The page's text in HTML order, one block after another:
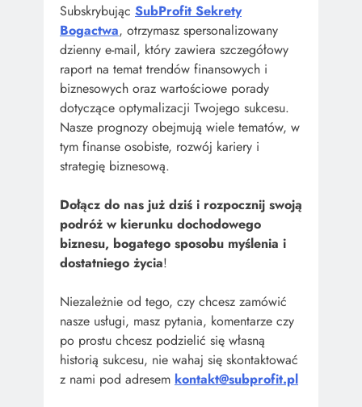
Subskrybując SubProfit Sekrety
Bogactwa, otrzymasz spersonalizowany
dzienny e-mail, który zawiera szczegółowy
raport na temat trendów finansowych i
biznesowych oraz wartościowe porady
dotyczące optymalizacji Twojego sukcesu.
Nasze prognozy obejmują wiele tematów, w
tym finanse osobiste, rozwój kariery i
strategię biznesową.
Dołącz do nas już dziś i rozpocznij swoją
podróż w kierunku dochodowego
biznesu, bogatego sposobu myślenia i
dostatniego życia!
Niezależnie od tego, czy chcesz zamówić
nasze usługi, masz pytania, komentarze czy
po prostu chcesz podzielić się własną
historią sukcesu, nie wahaj się skontaktować
z nami pod adresem kontakt@subprofit.pl